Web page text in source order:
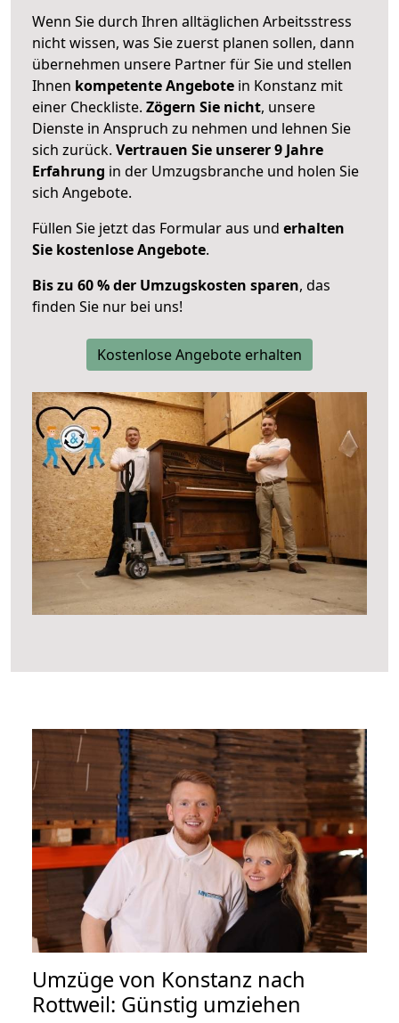
Wenn Sie durch Ihren alltäglichen Arbeitsstress
nicht wissen, was Sie zuerst planen sollen, dann
übernehmen unsere Partner für Sie und stellen
Ihnen kompetente Angebote in Konstanz mit
einer Checkliste. Zögern Sie nicht, unsere
Dienste in Anspruch zu nehmen und lehnen Sie
sich zurück. Vertrauen Sie unserer 9 Jahre
Erfahrung in der Umzugsbranche und holen Sie
sich Angebote.
Füllen Sie jetzt das Formular aus und erhalten
Sie kostenlose Angebote.
Bis zu 60 % der Umzugskosten sparen, das
finden Sie nur bei uns!
Kostenlose Angebote erhalten
Umzüge von Konstanz nach
Rottweil: Günstig umziehen